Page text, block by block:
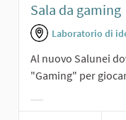
Sala da gaming
Laboratorio di
Al nuovo Salunei
"Gaming" per